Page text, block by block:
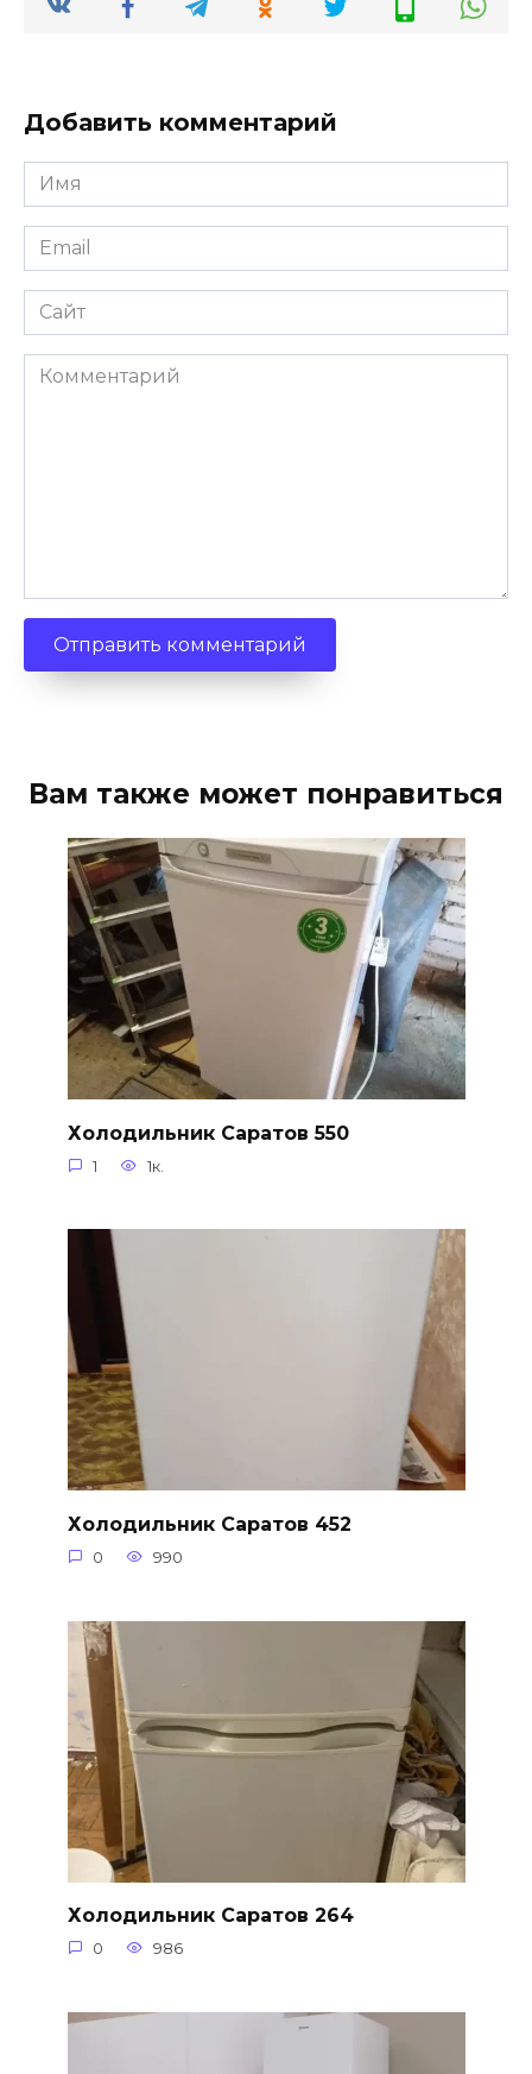
Добавить комментарий
Имя
Email
Сайт
Комментарий
Вам также может понравиться
Холодильник Саратов 550
1 1к.
Холодильник Саратов 452
0 990
Холодильник Саратов 264
0 986